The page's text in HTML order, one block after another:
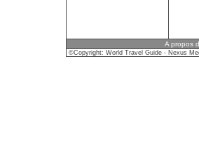
A propos
©Copyright: World Travel Guide - Nexus